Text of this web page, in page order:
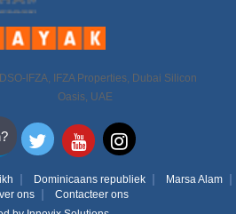
DSO-IFZA, IFZA Properties, Dubai Silicon
Oasis, UAE
Dominicaans republiek
Marsa Alam
ons
Contacteer ons